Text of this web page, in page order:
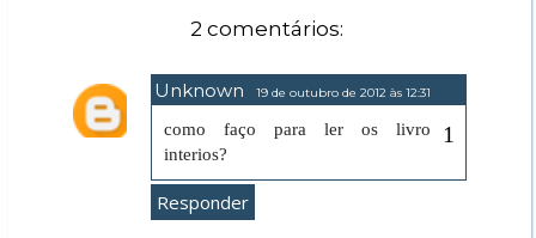
2 comentários:
Unknown 19 de outubro de 2012 às 12:31
como faço para ler os livro
interios?
Responder